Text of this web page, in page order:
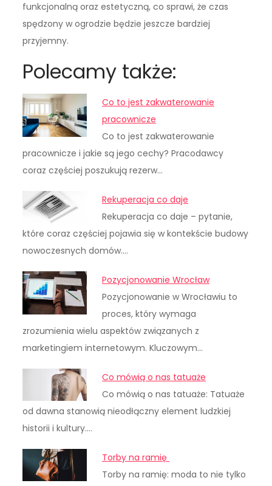
funkcjonalną oraz estetyczną, co sprawi, że czas
spędzony w ogrodzie będzie jeszcze bardziej
przyjemny.
Polecamy także:
Co to jest zakwaterowanie
pracownicze
Co to jest zakwaterowanie
pracownicze i jakie są jego cechy? Pracodawcy
coraz częściej poszukują rezerw…
Rekuperacja co daje
Rekuperacja co daje – pytanie,
które coraz częściej pojawia się w kontekście budowy
nowoczesnych domów.…
Pozycjonowanie Wrocław
Pozycjonowanie w Wrocławiu to
proces, który wymaga
zrozumienia wielu aspektów związanych z
marketingiem internetowym. Kluczowym…
Co mówią o nas tatuaże
Co mówią o nas tatuaże: Tatuaże
od dawna stanowią nieodłączny element ludzkiej
historii i kultury.…
Torby na ramię
Torby na ramię: moda to nie tylko